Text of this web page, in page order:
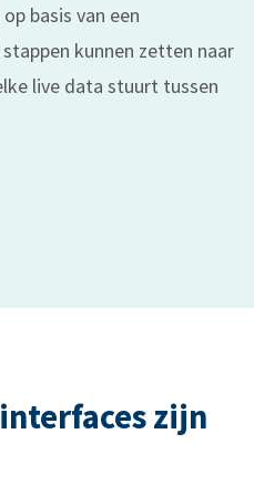
basis van een
kunnen zetten naar
live data stuurt tussen
zijn